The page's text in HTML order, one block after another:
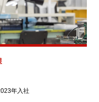
年入社